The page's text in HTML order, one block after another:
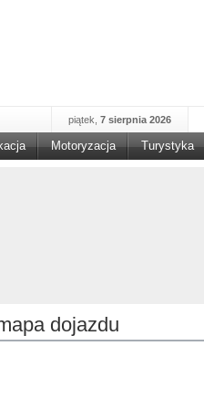
piątek, 7 sierpnia 2026
Motoryzacja Turystyka
dojazdu